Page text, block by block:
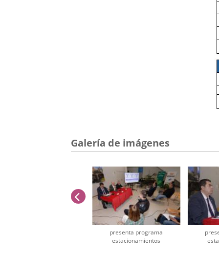
Galería de imágenes
presenta programa
estacionamientos
anterior